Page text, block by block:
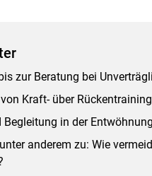
zur Beratung bei
Kraft- über
Begleitung in der
anderem zu: Wie